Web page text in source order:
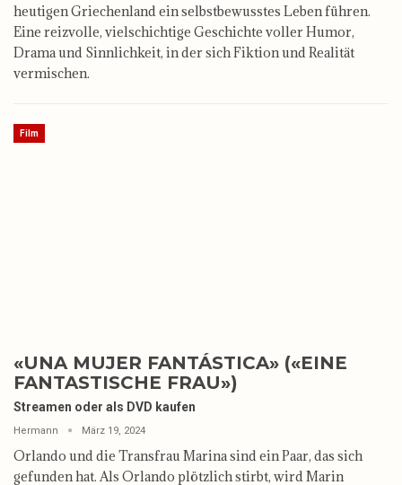
heutigen Griechenland ein selbstbewusstes Leben führen.
Eine reizvolle, vielschichtige Geschichte voller Humor,
Drama und Sinnlichkeit, in der sich Fiktion und Realität
vermischen.
Film
«UNA MUJER FANTÁSTICA» («EINE
FANTASTISCHE FRAU»)
Streamen oder als DVD kaufen
Hermann März 19, 2024
Orlando und die Transfrau Marina sind ein Paar, das sich
gefunden hat. Als Orlando plötzlich stirbt, wird Marin